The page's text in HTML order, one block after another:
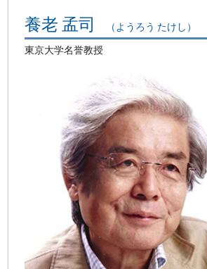
養老 孟司 （ようろう たけし）
東京大学名誉教授